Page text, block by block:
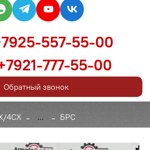
4CX ... БРС
557-55-00
777-55-00
Обратный звонок